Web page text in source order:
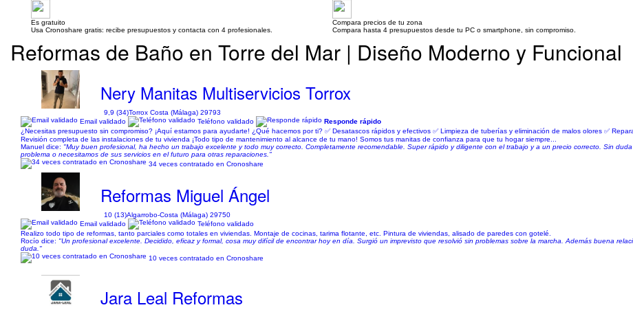
Es gratuito
Usa Cronoshare gratis: recibe presupuestos y contacta con 4 profesionales.
Compara precios de tu zona
Compara hasta 4 presupuestos desde tu PC o smartphone, sin compromiso.
Reformas de Baño en Torre del Mar | Diseño Moderno y Funcional
Nery Manitas Multiservicios Torrox
9,9 (34)Torrox Costa (Málaga) 29793
Email validado
Teléfono validado
Responde rápido
¿Necesitas presupuesto sin compromiso? ¡Aquí estamos para ayudarte! ¿Qué hacemos por ti? ✅ Desatascos rápidos y efectivos ✅ Limpieza de tuberías y eliminación de malos olores ✅
Revisión completa de las instalaciones de tu vivienda ¡Todo tipo de mantenimiento al alcance de tu mano! Somos tus manitas de confianza para que tu hogar siempre...
Manuel dice: "Muy buen profesional, ha hecho un trabajo excelente y todo muy correcto. Completamente recomendable. Super rápido y diligente con el trabajo y a un precio correcto. Sin
problema o necesitamos de sus servicios en el futuro para otras reparaciones."
34 veces contratado en Cronoshare
Reformas Miguel Ángel
10 (13)Algarrobo-Costa (Málaga) 29750
Email validado
Teléfono validado
Realizo todo tipo de reformas, tanto parciales como totales en viviendas. Montaje de cocinas, tarima flotante, etc. Pintura de viviendas, alisado de paredes con gotelé.
Rocío dice: "Un profesional excelente. Decidido, eficaz y formal, cosa muy difícil de encontrar hoy en día. Surgió un imprevisto que resolvió sin problemas sobre la marcha. Además buena
duda."
10 veces contratado en Cronoshare
Jara Leal Reformas